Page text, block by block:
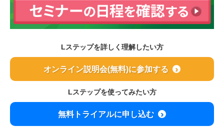
Lステップを詳しく理解したい方
オンライン説明会(無料)に参加する
Lステップを使ってみたい方
無料トライアルに申し込む